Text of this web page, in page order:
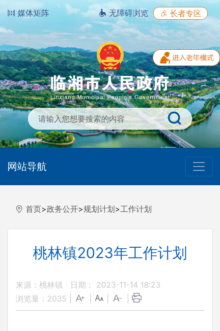
媒体矩阵 无障碍浏览 长者专区
网站导航
首页>政务公开>规划计划>工作计划
桃林镇2023年工作计划
来源：桃林镇
日期： 2023-11-14 18:23
浏览量： 2035